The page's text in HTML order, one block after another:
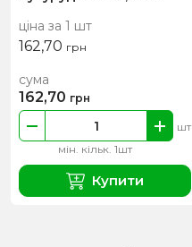
ціна за 1 шт
162,70 грн
мін. кільк. 1шт
шт
сума
162,70 грн
Купити